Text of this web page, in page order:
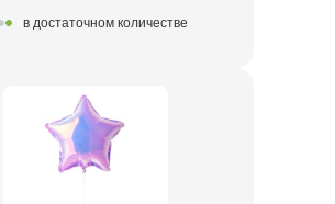
в достаточном количестве